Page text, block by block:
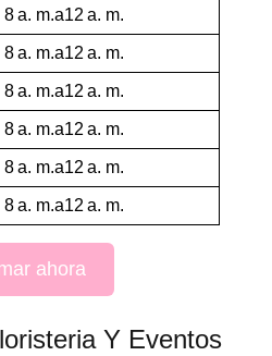
8 a. m.a12 a. m.
8 a. m.a12 a. m.
8 a. m.a12 a. m.
8 a. m.a12 a. m.
8 a. m.a12 a. m.
8 a. m.a12 a. m.
ahora
Y Eventos